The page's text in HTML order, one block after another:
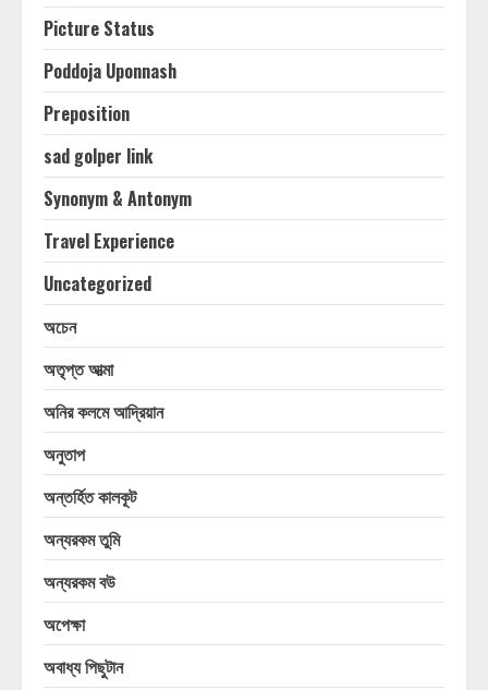
Picture Status
Poddoja Uponnash
Preposition
sad golper link
Synonym & Antonym
Travel Experience
Uncategorized
অচেন
অতৃপ্ত আত্মা
অনির কলমে আদ্রিয়ান
অনুতাপ
অন্তর্হিত কালকূট
অন্যরকম তুমি
অন্যরকম বউ
অপেক্ষা
অবাধ্য পিছুটান